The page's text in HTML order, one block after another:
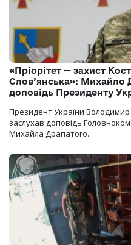
«Пріорітет — захист
Слов’янська»: Михайло
доповідь Президенту
Президент України
заслухав доповідь
Михайла Драпатого.